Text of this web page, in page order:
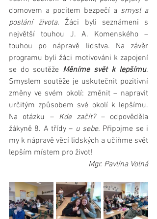
domovem a pocitem bezpečí a smysl a
poslání života. Žáci byli
seznámeni s
největší touhou J. A. Komenského –
touhou po nápravě lidstva. Na závěr
programu byli žáci motivováni k zapojení
se do soutěže Měníme svět k lepšímu
Smyslem soutěže je uskutečnit pozitivní
změny ve svém okolí: změnit – napravit
určitým způsobem své okolí k lepšímu.
Na otázku – Kde začít? – odpověděla
žákyně 8. A třídy – u sebe. Připojme se i
my k nápravě věcí lidských a učiňme svět
lepším místem pro život!
Mgr. Pavlína Volná